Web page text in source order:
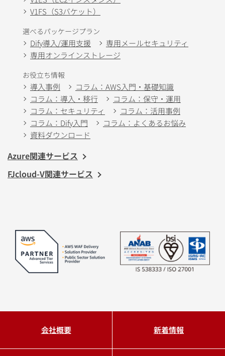
V1FS（S3バケット）
選べるパッケージプラン
Dify導入/運用支援
専用メールセキュリティ
専用オンラインストレージ
お役立ち情報
導入事例
コラム：AWS入門・基礎知識
コラム：導入・移行
コラム：保守・運用
コラム：セキュリティ
コラム：活用事例
コラム：Dify入門
コラム：よくあるお悩み
資料ダウンロード
Azure関連サービス
FJcloud-V関連サービス
会社概要 新着情報